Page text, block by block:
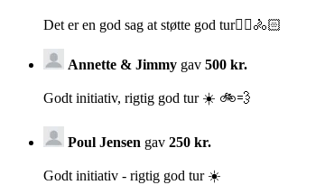
Det er en god sag at støtte god tur🚴‍♂️🚴🏻
Annette & Jimmy gav 500 kr.
Godt initiativ, rigtig god tur ☀️ 🚲💨
Poul Jensen gav 250 kr.
Godt initiativ - rigtig god tur ☀️